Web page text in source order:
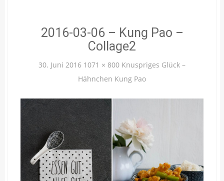
2016-03-06 – Kung Pao –
Collage2
30. Juni 2016 1071 × 800 Knuspriges Glück –
Hähnchen Kung Pao